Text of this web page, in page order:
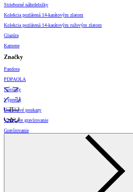
Strieborné náhrdelníky
Kolekcia pozlátená 14-karátovým zlatom
Kolekcia pozlátená 14-karátovým ružovým zlatom
Glazúra
Kamene
Značky
Pandora
PDPAOLA
Novinky
Výpredaj
Darčekové poukazy
Vzory pre gravírovanie
Gravírovanie